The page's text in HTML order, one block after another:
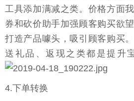
工具添加满减之类。价格方面
券和砍价助手加强顾客购买欲
打造产品噱头，吸引顾客购买
送礼品、返现之类都是提升
4.下单转换